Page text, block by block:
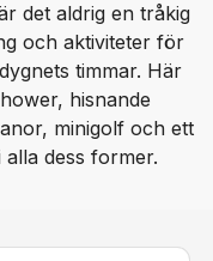
det aldrig en tråkig
och aktiviteter för
timmar. Här
hisnande
minigolf och ett
dess former.